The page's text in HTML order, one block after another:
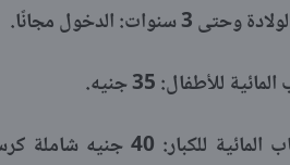
الدخول مجانًا.
للأطفال: 35 جنيه.
رسم دخول مدينة الألعاب